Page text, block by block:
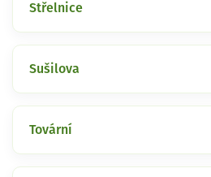
Střelnice
Sušilova
Tovární